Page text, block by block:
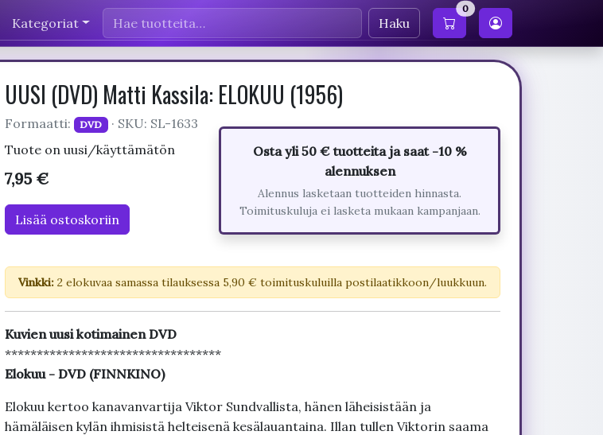
Kategoriat Haku
0
UUSI (DVD) Matti Kassila: ELOKUU (1956)
Formaatti: DVD
· SKU: SL-1633
Tuote on uusi/käyttämätön
7,95 €
Lisää ostoskoriin
Osta yli 50 € tuotteita ja saat -10 %
alennuksen
Alennus lasketaan tuotteiden hinnasta.
Toimituskuluja ei lasketa mukaan kampanjaan.
Vinkki:2 elokuvaa samassa tilauksessa 5,90 € toimituskuluilla postilaatikkoon/luukkuun.
Kuvien uusi kotimainen DVD
**********************************
Elokuu - DVD (FINNKINO)
Elokuu kertoo kanavanvartija Viktor Sundvallista, hänen läheisistään ja
hämäläisen kylän ihmisistä helteisenä kesälauantaina. Illan tullen Viktorin saama